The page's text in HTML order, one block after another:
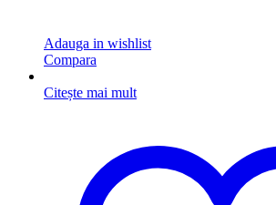
Adauga in wishlist
Compara
Citește mai mult